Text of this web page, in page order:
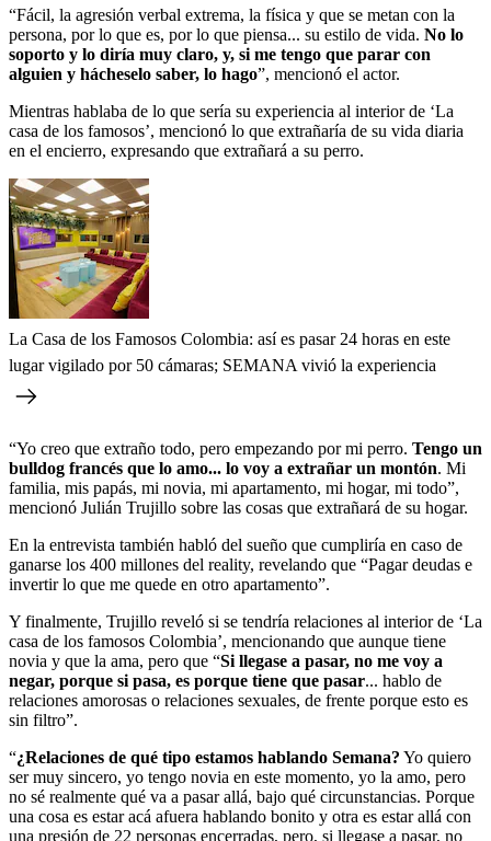
“Fácil, la agresión verbal extrema, la física y que se metan con la
persona, por lo que es, por lo que piensa... su estilo de vida. No lo
soporto y lo diría muy claro, y, si me tengo que parar con
alguien y hácheselo saber, lo hago”, mencionó el actor.
Mientras hablaba de lo que sería su experiencia al interior de ‘La
casa de los famosos’, mencionó lo que extrañaría de su vida diaria
en el encierro, expresando que extrañará a su perro.
La Casa de los Famosos Colombia: así es pasar 24 horas en este
lugar vigilado por 50 cámaras; SEMANA vivió la experiencia
“Yo creo que extraño todo, pero empezando por mi perro. Tengo un
bulldog francés que lo amo... lo voy a extrañar un montón. Mi
familia, mis papás, mi novia, mi apartamento, mi hogar, mi todo”,
mencionó Julián Trujillo sobre las cosas que extrañará de su hogar.
En la entrevista también habló del sueño que cumpliría en caso de
ganarse los 400 millones del reality, revelando que “Pagar deudas e
invertir lo que me quede en otro apartamento”.
Y finalmente, Trujillo reveló si se tendría relaciones al interior de ‘La
casa de los famosos Colombia’, mencionando que aunque tiene
novia y que la ama, pero que “Si llegase a pasar, no me voy a
negar, porque si pasa, es porque tiene que pasar... hablo de
relaciones amorosas o relaciones sexuales, de frente porque esto es
sin filtro”.
“¿Relaciones de qué tipo estamos hablando Semana? Yo quiero
ser muy sincero, yo tengo novia en este momento, yo la amo, pero
no sé realmente qué va a pasar allá, bajo qué circunstancias. Porque
una cosa es estar acá afuera hablando bonito y otra es estar allá con
una presión de 22 personas encerradas, pero, si llegase a pasar, no